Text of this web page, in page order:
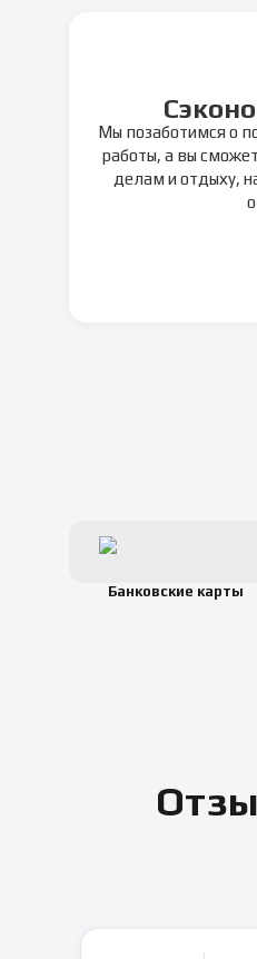
Мы позаботимся о
работы, а вы
делам и отдыху,
Банковские карты